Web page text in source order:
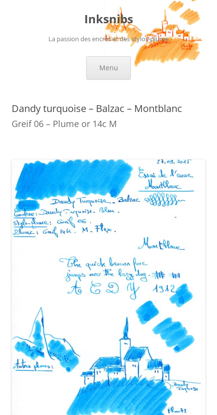
Inksnibs
La passion des encres et des stylos-plume
Menu
Dandy turquoise – Balzac – Montblanc
Greif 06 – Plume or 14c M